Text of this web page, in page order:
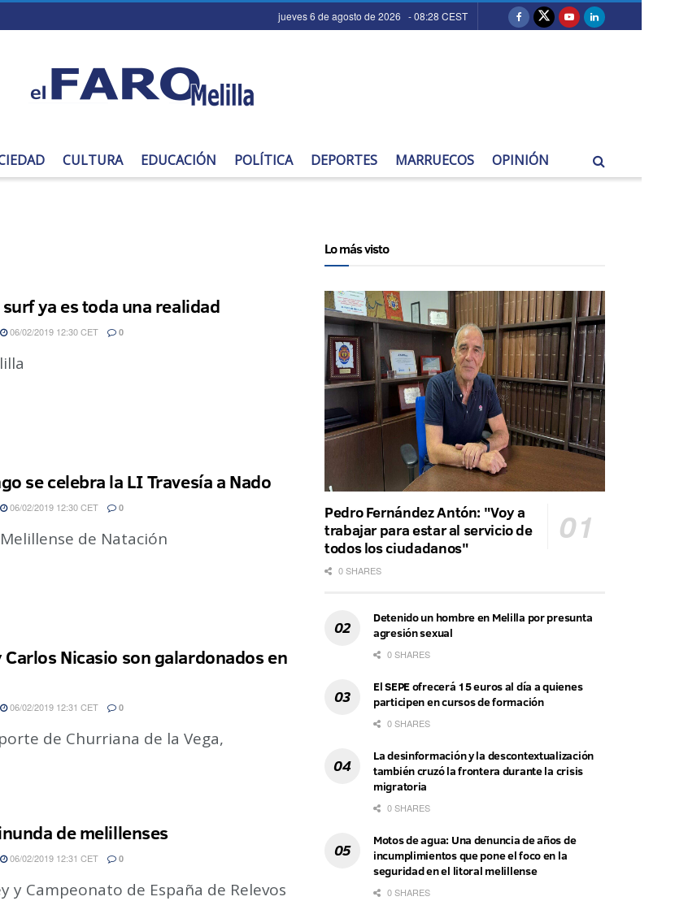
jueves 6 de agosto de 2026 - 08:28 CEST
CULTURA EDUCACIÓN POLÍTICA DEPORTES MARRUECOS OPINIÓN
ya es toda una realidad
06/02/2019 12:30 CET 0
se celebra la LI Travesía a Nado
06/02/2019 12:30 CET 0
de Natación
Carlos Nicasio son galardonados en
06/02/2019 12:31 CET 0
de Churriana de la Vega,
de melillenses
06/02/2019 12:31 CET 0
y Campeonato de España de Relevos
Lo más visto
Pedro Fernández Antón: "Voy a
trabajar para estar al servicio de
todos los ciudadanos"
0 SHARES
Detenido un hombre en Melilla por presunta
agresión sexual
0 SHARES
El SEPE ofrecerá 15 euros al día a quienes
participen en cursos de formación
0 SHARES
La desinformación y la descontextualización
también cruzó la frontera durante la crisis
migratoria
0 SHARES
Motos de agua: Una denuncia de años de
incumplimientos que pone el foco en la
seguridad en el litoral melillense
0 SHARES